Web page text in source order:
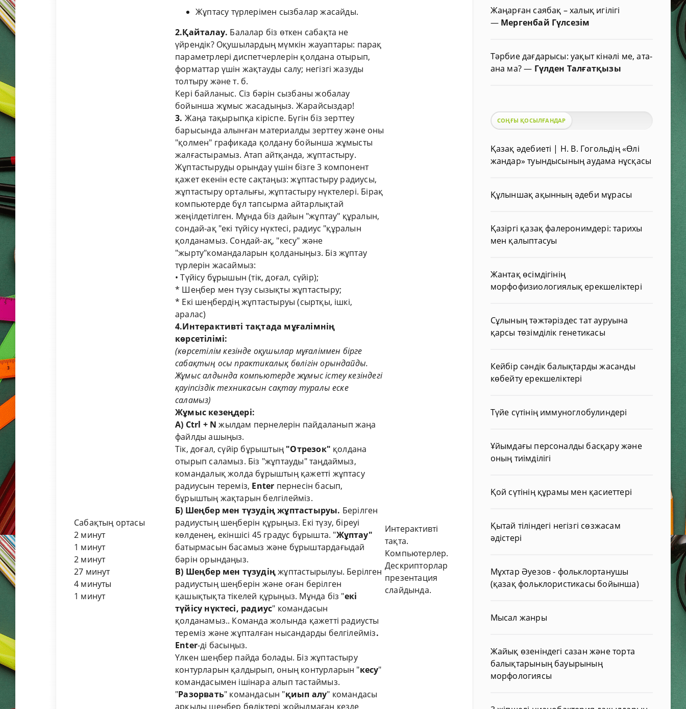
Жұптасу түрлерімен сызбалар жасайды.
Сабақтың ортасы
2 минут
1 минут
2 минут
27 минут
4 минуты
1 минут
2.Қайталау. Балалар біз өткен сабақта не
үйрендік? Оқушылардың мүмкін жауаптары: парақ
параметрлері диспетчерлерін қолдана отырып,
форматтар үшін жақтауды салу; негізгі жазуды
толтыру және т. б.
Кері байланыс. Сіз бәрін сызбаны жобалау
бойынша жұмыс жасадыңыз. Жарайсыздар!
3. Жаңа тақырыпқа кіріспе. Бүгін біз зерттеу
барысында алынған материалды зерттеу және оны
"қолмен" графикада қолдану бойынша жұмысты
жалғастырамыз. Атап айтқанда, жұптастыру.
Жұптастыруды орындау үшін бізге 3 компонент
қажет екенін есте сақтаңыз: жұптастыру радиусы,
жұптастыру орталығы, жұптастыру нүктелері. Бірақ
компьютерде бұл тапсырма айтарлықтай
жеңілдетілген. Мұнда біз дайын "жұптау" құралын,
сондай-ақ "екі түйісу нүктесі, радиус "құралын
қолданамыз. Сондай-ақ, "кесу" және
"жырту"командаларын қолданыңыз. Біз жұптау
түрлерін жасаймыз:
• Түйісу бұрышын (тік, доғал, сүйір);
* Шеңбер мен түзу сызықты жұптастыру;
* Екі шеңбердің жұптастыруы (сыртқы, ішкі,
аралас)
4.Интерактивті тақтада мұғалімнің
көрсетілімі:
(көрсетілімкезінде оқушылар мұғаліммен бірге
сабақтың осы практикалық бөлігін орындайды.
Жұмыс алдында компьютерде жұмыс істеу кезіндегі
қауіпсіздік техникасын сақтау туралы еске
саламыз)
Жұмыс кезеңдері:
А) Ctrl + N жылдам пернелерін пайдаланып жаңа
файлды ашыңыз.
Тік, доғал, сүйір бұрыштың "Отрезок" қолдана
отырып саламыз. Біз "жұптауды" таңдаймыз,
командалық жолда бұрыштың қажетті жұптасу
радиусын тереміз, Enter пернесін басып,
бұрыштың жақтарын белгілейміз.
Б) Шеңбер мен түзудің жұптастыруы. Берілген
радиустың шеңберін құрыңыз. Екі түзу, біреуі
көлденең, екіншісі 45 градус бұрышта. "Жұптау"
батырмасын басамыз және бұрыштардағыдай
бәрін орындаңыз.
В) Шеңбер мен түзудіңжұптастырылуы. Берілген
радиустың шеңберін және оған берілген
қашықтықта тікелей құрыңыз. Мұнда біз "екі
түйісу нүктесі, радиус" командасын
қолданамыз.. Команда жолында қажетті радиусты
тереміз және жұпталған нысандарды белгілейміз.
Enter-ді басыңыз.
Үлкен шеңбер пайда болады. Біз жұптастыру
контурларын қалдырып, оның контурларын "кесу"
командасымен ішінара алып тастаймыз.
"Разорвать" командасын "қиып алу" командасы
арқылы шеңбер бөліктері жойылмаған кезде
Интерактивті
тақта.
Компьютерлер.
Дескрипторлар
презентация
слайдында.
Жаңарған саябақ – халық игілігі
— Мергенбай Гүлсезім
Тәрбие дағдарысы: уақыт кінәлі ме, ата-
ана ма?— Гүлден Талғатқызы
СОҢҒЫ ҚОСЫЛҒАНДАР
Қазақ әдебиеті | Н. В. Гогольдің «Өлі
жандар» туындысының аудама нұсқасы
Құлыншақ ақынның әдеби мұрасы
Қазіргі қазақ фалеронимдері: тарихы
мен қалыптасуы
Жантақ өсімдігінің
морфофизиологиялық ерекшеліктері
Сұлының тәжтәріздес тат ауруына
қарсы төзімділік генетикасы
Кейбір сәндік балықтарды жасанды
көбейту ерекшеліктері
Түйе сүтінің иммуноглобулиндері
Ұйымдағы персоналды басқару және
оның тиімділігі
Қой сүтінің құрамы мен қасиеттері
Қытай тіліндегі негізгі сөзжасам
әдістері
Мұхтар Әуезов - фольклортанушы
(қазақ фольклористикасы бойынша)
Мысал жанры
Жайық өзеніндегі сазан және торта
балықтарының бауырының
морфологиясы